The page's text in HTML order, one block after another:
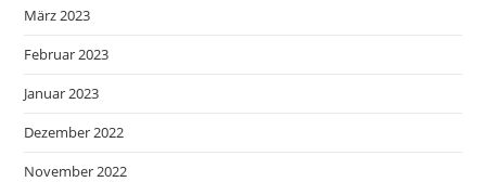
März 2023
Februar 2023
Januar 2023
Dezember 2022
November 2022